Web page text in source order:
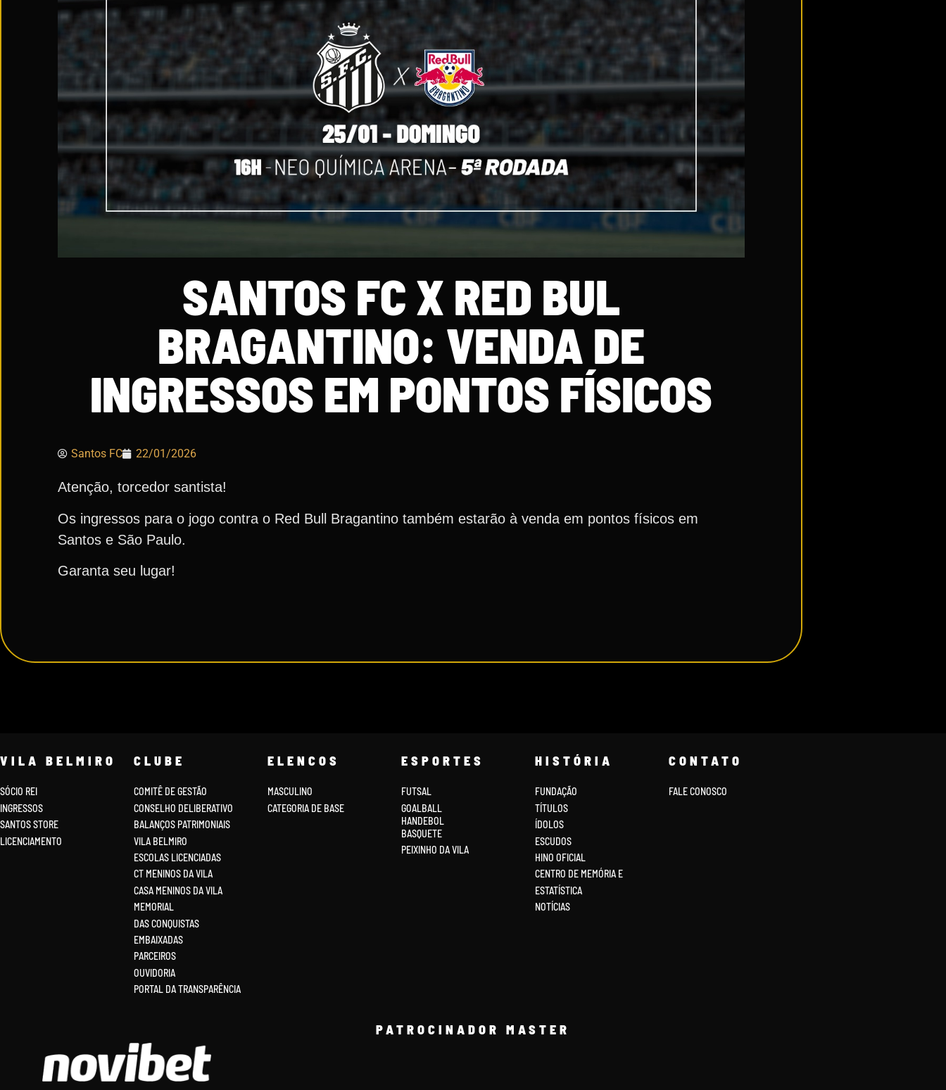
SANTOS FC X RED BUL
BRAGANTINO: VENDA DE
INGRESSOS EM PONTOS FÍSICOS
Santos FC 22/01/2026
Atenção, torcedor santista!
Os ingressos para o jogo contra o Red Bull Bragantino também estarão à venda em pontos físicos em
Santos e São Paulo.
Garanta seu lugar!
VILA BELMIRO
SÓCIO REI
INGRESSOS
SANTOS STORE
LICENCIAMENTO
CLUBE
COMITÊ DE GESTÃO
CONSELHO DELIBERATIVO
BALANÇOS PATRIMONIAIS
VILA BELMIRO
ESCOLAS LICENCIADAS
CT MENINOS DA VILA
CASA MENINOS DA VILA
MEMORIAL
DAS CONQUISTAS
EMBAIXADAS
PARCEIROS
OUVIDORIA
PORTAL DA TRANSPARÊNCIA
ELENCOS
MASCULINO
CATEGORIA DE BASE
ESPORTES
FUTSAL
GOALBALL
HANDEBOL
BASQUETE
PEIXINHO DA VILA
HISTÓRIA
FUNDAÇÃO
TÍTULOS
ÍDOLOS
ESCUDOS
HINO OFICIAL
CENTRO DE MEMÓRIA E
ESTATÍSTICA
NOTÍCIAS
CONTATO
FALE CONOSCO
PATROCINADOR MASTER